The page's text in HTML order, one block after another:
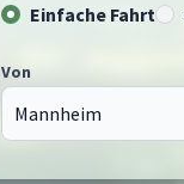
Einfache Fahrt
Von